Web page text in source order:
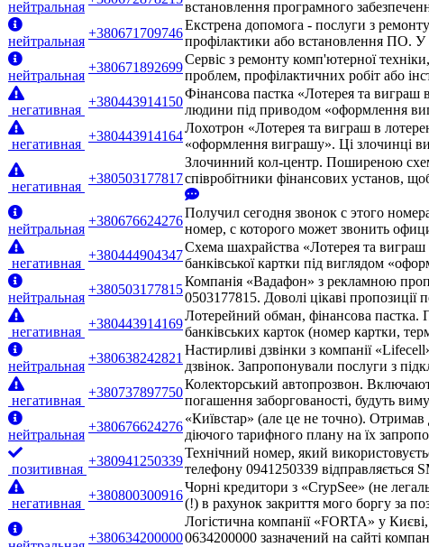
нейтральная
встановлення програмного
нейтральная
+380671709746
Екстрена допомога - послуги з
профілактики або встановлення ПО. У
нейтральная
+380671892699
Сервіс з ремонту комп'ютерної
проблем, профілактичних робіт або
негативная
+380443914150
Фінансова пастка «Лотерея та виграш
людини під приводом «оформлення
негативная
+380443914164
Лохотрон «Лотерея та виграш в
«оформлення виграшу». Ці злочинці
негативная
+380503177817
Злочинний кол-центр. Поширеною
співробітники фінансових установ,
нейтральная
+380676624276
Получил сегодня звонок с этого
номер, с которого может звонить
негативная
+380444904347
Схема шахрайства «Лотерея та
банківської картки під виглядом
нейтральная
+380503177815
Компанія «Вадафон» з рекламною
0503177815. Доволі цікаві
негативная
+380443914169
Лотерейний обман, фінансова пастка.
банківських карток (номер картки,
нейтральная
+380638242821
Настирливі дзвінки з компанії
дзвінок. Запропонували послуги з
негативная
+380737897750
Колекторський автопрозвон.
погашення заборгованості, будуть
нейтральная
+380676624276
«Київстар» (але це не точно).
діючого тарифного плану на їх
позитивная
+380941250339
Технічний номер, який
телефону 0941250339 відправляється
негативная
+380800300916
Чорні кредитори з «CrypSee» (не
(!) в рахунок закриття мого боргу за
+380634200000
Логістична компанії «FORTA» у
0634200000 зазначений на сайті